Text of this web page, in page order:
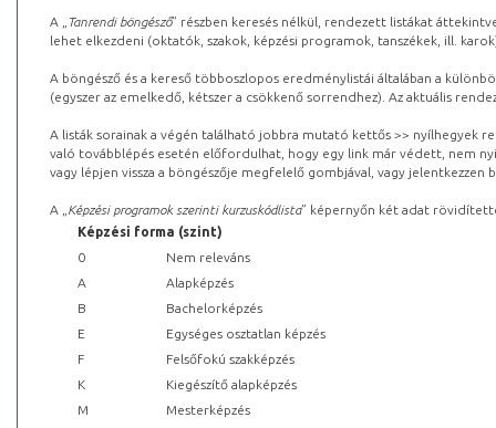
A „ Tanrendi böngésző” részben keresés nélkül, rendezett listákat
lehet elkezdeni (oktatók, szakok, képzési programok, tanszékek, ill.
A böngésző és a kereső többoszlopos eredménylistái általában a
(egyszer az emelkedő, kétszer a csökkenő sorrendhez). Az aktuális
A listák sorainak a végén található jobbra mutató kettős >> nyílhegyek
való továbblépés esetén előfordulhat, hogy egy link már védett, nem
vagy lépjen vissza a böngészője megfelelő gombjával, vagy
A „ Képzési programok szerinti kurzuskódlista” képernyőn két adat
Képzési forma (szint)
0
Nem releváns
A
Alapképzés
B
Bachelorképzés
E
Egységes osztatlan képzés
F
Felsőfokú szakképzés
K
Kiegészítő alapképzés
M
Mesterképzés